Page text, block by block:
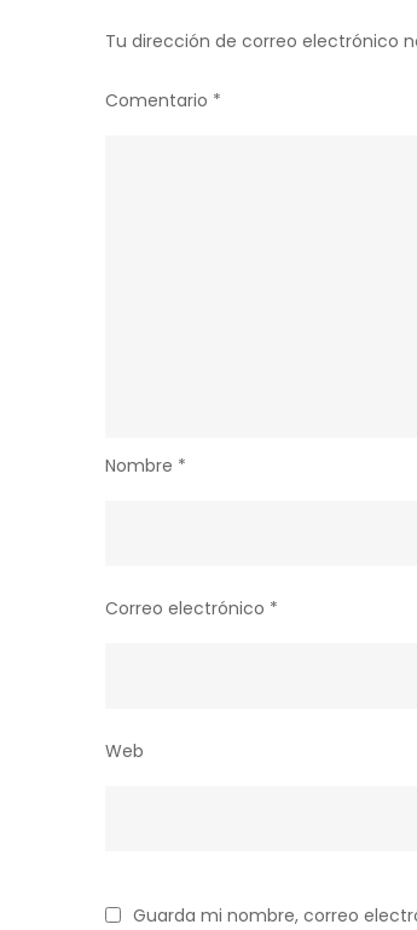
Tu dirección de correo electrónico
Comentario *
Nombre *
Correo electrónico *
Web
Guarda mi nombre, correo